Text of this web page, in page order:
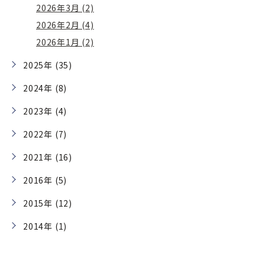
2026年3月 (2)
2026年2月 (4)
2026年1月 (2)
2025年 (35)
2024年 (8)
2023年 (4)
2022年 (7)
2021年 (16)
2016年 (5)
2015年 (12)
2014年 (1)